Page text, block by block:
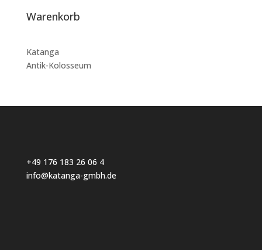
Warenkorb
Katanga
Antik-Kolosseum
+49 176 183 26 06 4
info@katanga-gmbh.de